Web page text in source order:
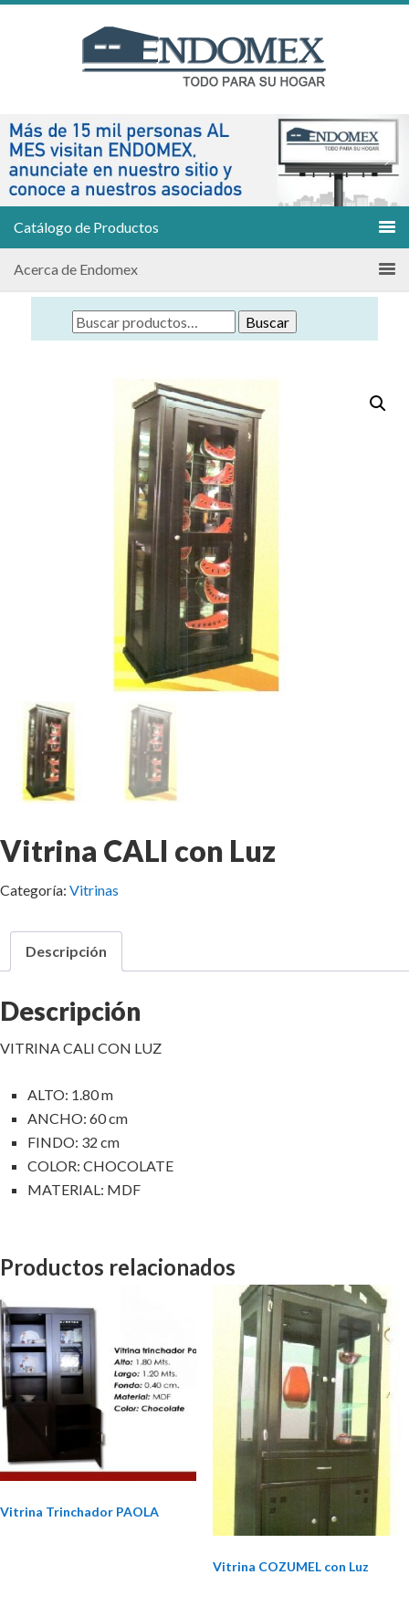
Catálogo de Productos
Acerca de Endomex
Buscar
Vitrina CALI con Luz
Categoría: Vitrinas
Descripción
Descripción
VITRINA CALI CON LUZ
ALTO: 1.80 m
ANCHO: 60 cm
FINDO: 32 cm
COLOR: CHOCOLATE
MATERIAL: MDF
Productos relacionados
Vitrina Trinchador PAOLA
Vitrina COZUMEL con Luz